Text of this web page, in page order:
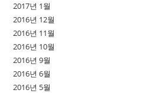
2017년 1월
2016년 12월
2016년 11월
2016년 10월
2016년 9월
2016년 6월
2016년 5월